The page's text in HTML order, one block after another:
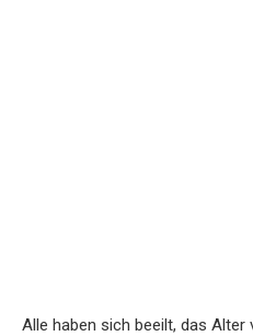
Alle haben sich beeilt, das